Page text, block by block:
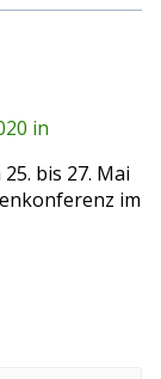
in
bis 27. Mai
im